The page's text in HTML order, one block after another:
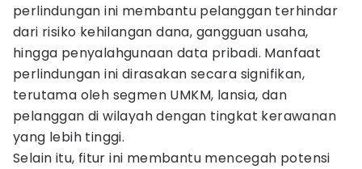
perlindungan ini membantu pelanggan terhindar
dari risiko kehilangan dana, gangguan usaha,
hingga penyalahgunaan data pribadi. Manfaat
perlindungan ini dirasakan secara signifikan,
terutama oleh segmen UMKM, lansia, dan
pelanggan di wilayah dengan tingkat kerawanan
yang lebih tinggi.
Selain itu, fitur ini membantu mencegah potensi